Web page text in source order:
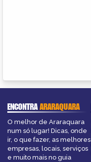
ENCONTRAARARAQUARA
O melhor de Araraquara
num só lugar! Dicas, onde
ir, o que fazer, as melhores
empresas, locais, serviços
e muito mais no guia